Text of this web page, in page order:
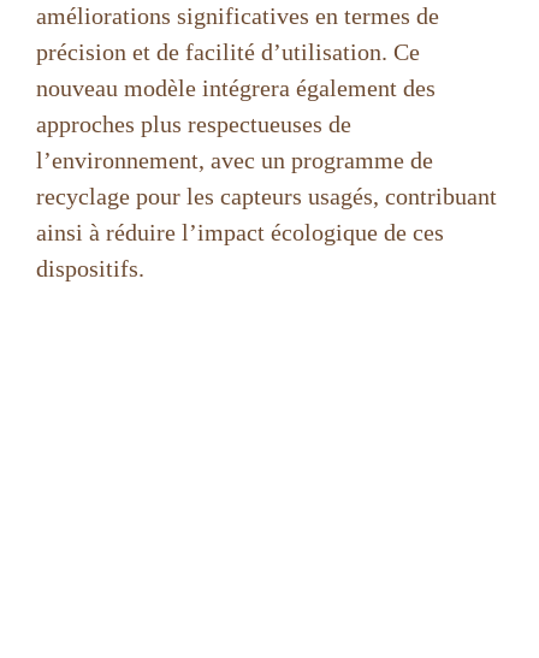
améliorations significatives en termes de
précision et de facilité d’utilisation. Ce
nouveau modèle intégrera également des
approches plus respectueuses de
l’environnement, avec un programme de
recyclage pour les capteurs usagés, contribuant
ainsi à réduire l’impact écologique de ces
dispositifs.